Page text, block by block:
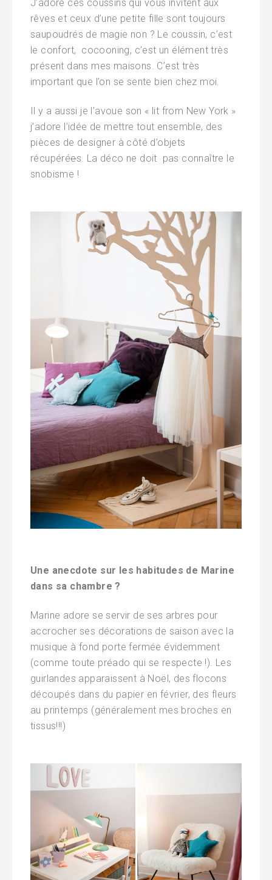
J’adore ces coussins qui vous invitent aux
rêves et ceux d’une petite fille sont toujours
saupoudrés de magie non ? Le coussin, c’est
le confort, cocooning, c’est un élément très
présent dans mes maisons. C’est très
important que l’on se sente bien chez moi.
Il y a aussi je l’avoue son « lit from New York »
j’adore l’idée de mettre tout ensemble, des
pièces de designer à côté d’objets
récupérées. La déco ne doit pas connaître le
snobisme !
Une anecdote sur les habitudes de Marine
dans sa chambre ?
Marine adore se servir de ses arbres pour
accrocher ses décorations de saison avec la
musique à fond porte fermée évidemment
(comme toute préado qui se respecte !). Les
guirlandes apparaissent à Noël, des flocons
découpés dans du papier en février, des fleurs
au printemps (généralement mes broches en
tissus!!!)